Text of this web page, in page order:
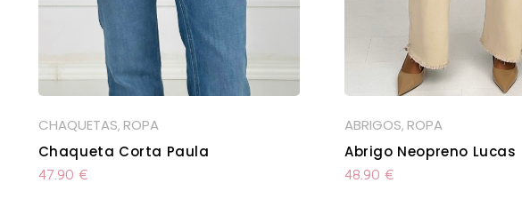
CHAQUETAS, ROPA
Chaqueta Corta Paula
47.90 €
ABRIGOS, ROPA
Abrigo Neopreno Lucas
48.90 €